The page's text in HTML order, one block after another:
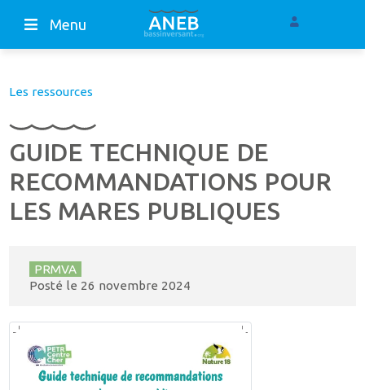
Menu
Les ressources
GUIDE TECHNIQUE DE
RECOMMANDATIONS POUR
LES MARES PUBLIQUES
PRMVA
Posté le 26 novembre 2024